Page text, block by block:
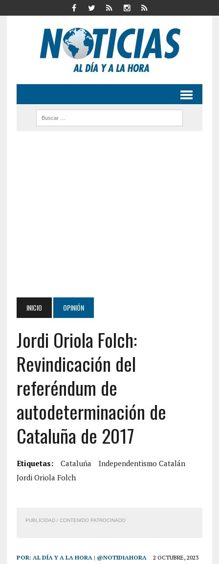
INICIO OPINIÓN
Jordi Oriola Folch:
Revindicación del
referéndum de
autodeterminación de
Cataluña de 2017
Etiquetas: Cataluña
Independentismo Catalán
Jordi Oriola Folch
PUBLICIDAD / CONTENIDO PATROCINADO
POR: AL DÍA Y A LA HORA | @NOTIDIAHORA 2 OCTUBRE, 2023